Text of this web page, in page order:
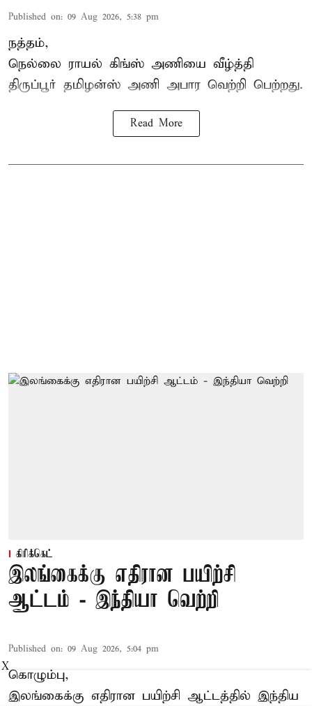
Published on: 09 Aug 2026, 5:38 pm
நத்தம்,
நெல்லை ராயல் கிங்ஸ் அணியை வீழ்த்தி
திருப்பூர் தமிழன்ஸ் அணி அபார வெற்றி பெற்றது.
Read More
கிரிக்கெட்
இலங்கைக்கு எதிரான பயிற்சி
ஆட்டம் - இந்தியா வெற்றி
Published on: 09 Aug 2026, 5:04 pm
கொழும்பு,
இலங்கைக்கு எதிரான பயிற்சி ஆட்டத்தில் இந்திய
X